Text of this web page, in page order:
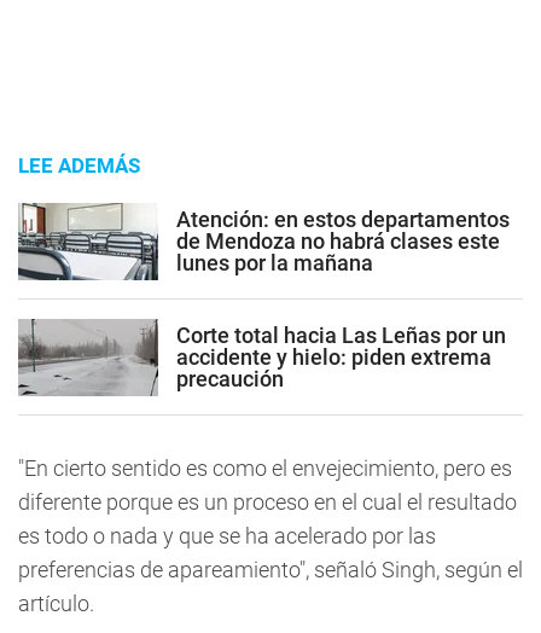
LEE ADEMÁS
Atención: en estos departamentos
de Mendoza no habrá clases este
lunes por la mañana
Corte total hacia Las Leñas por un
accidente y hielo: piden extrema
precaución
"En cierto sentido es como el envejecimiento, pero es
diferente porque es un proceso en el cual el resultado
es todo o nada y que se ha acelerado por las
preferencias de apareamiento", señaló Singh, según el
artículo.